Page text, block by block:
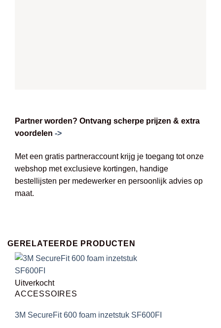
Partner worden? Ontvang scherpe prijzen & extra
voordelen ->
Met een gratis partneraccount krijg je toegang tot onze
webshop met exclusieve kortingen, handige
bestellijsten per medewerker en persoonlijk advies op
maat.
GERELATEERDE PRODUCTEN
Uitverkocht
ACCESSOIRES
3M SecureFit 600 foam inzetstuk SF600FI